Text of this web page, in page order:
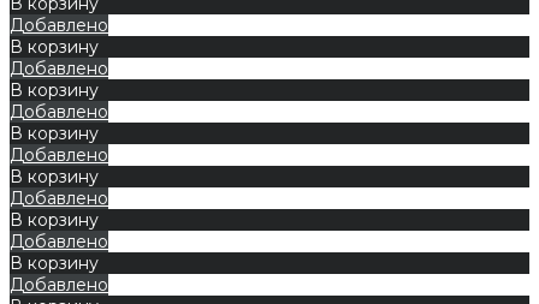
Добавлено
В корзину
Добавлено
В корзину
Добавлено
В корзину
Добавлено
В корзину
Добавлено
В корзину
Добавлено
В корзину
Добавлено